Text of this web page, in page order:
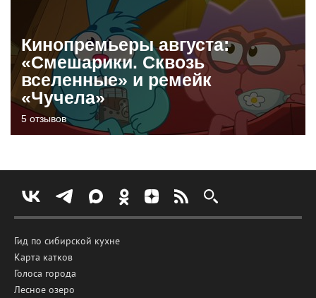
Кинопремьеры августа:
«Смешарики. Сквозь
вселенные» и ремейк
«Чучела»
5 отзывов
Гид по сибирской кухне
Карта катков
Голоса города
Лесное озеро